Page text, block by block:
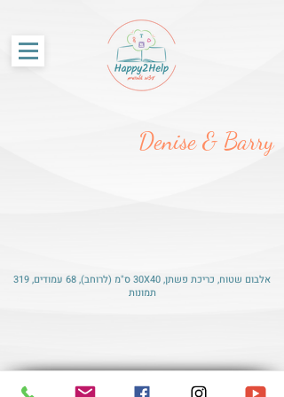
Denise & Barry
אלבום שטוח, כריכת פשתן, 30X40 ס"מ (לרוחב), 68 עמודים, 319
תמונות
© האתר נבנה על-ידי Happy2Help עיצוב אלבומים